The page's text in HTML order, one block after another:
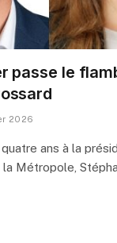
passe le
2026
ans à la
Métropole,